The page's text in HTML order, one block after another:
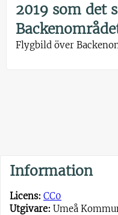
2019 som det
Flygbild över
Information
Licens: CC0
Utgivare: Umeå